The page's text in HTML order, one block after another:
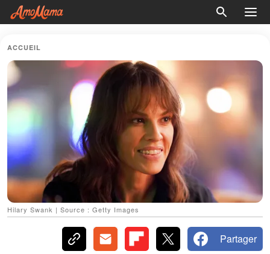
ACCUEIL
Hilary Swank | Source : Getty Images
Partager